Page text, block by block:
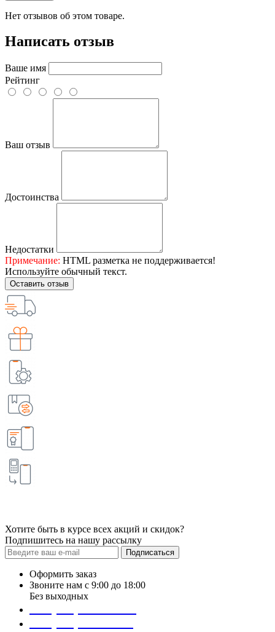
Нет отзывов об этом товаре.
Написать отзыв
Ваше имя
Рейтинг
Ваш отзыв
Достоинства
Недостатки
Примечание: HTML разметка не поддерживается!
Используйте обычный текст.
Оставить отзыв
Хотите быть в курсе всех акций и скидок?
Подпишитесь на нашу рассылку
Подписаться
Оформить заказ
Звоните нам с 9:00 до 18:00
Без выходных